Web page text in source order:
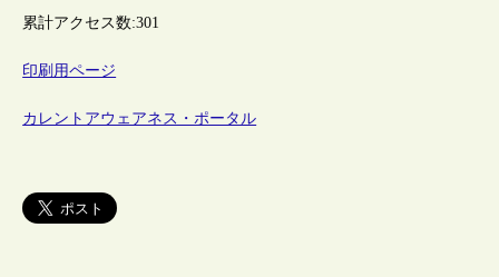
累計アクセス数:301
印刷用ページ
カレントアウェアネス・ポータル